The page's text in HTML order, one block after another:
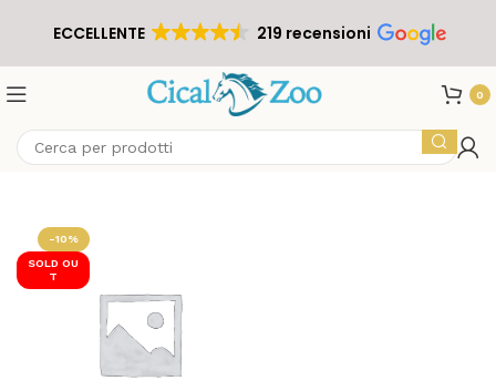
ECCELLENTE 219 recensioni
0
-10%
SOLD OU
T